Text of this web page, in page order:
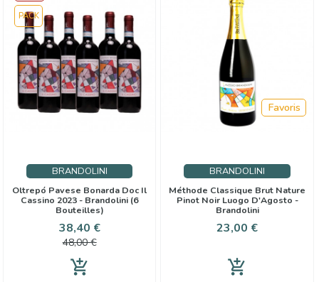
BRANDOLINI
Oltrepó Pavese Bonarda Doc Il
Cassino 2023 - Brandolini (6
Bouteilles)
Prix
38,40 €Prix
48,00 €
add_shopping_cart
PACK
BRANDOLINI
Méthode Classique Brut Nature
Pinot Noir Luogo D'Agosto -
Brandolini
Prix
23,00 €
Favoris
add_shopping_cart